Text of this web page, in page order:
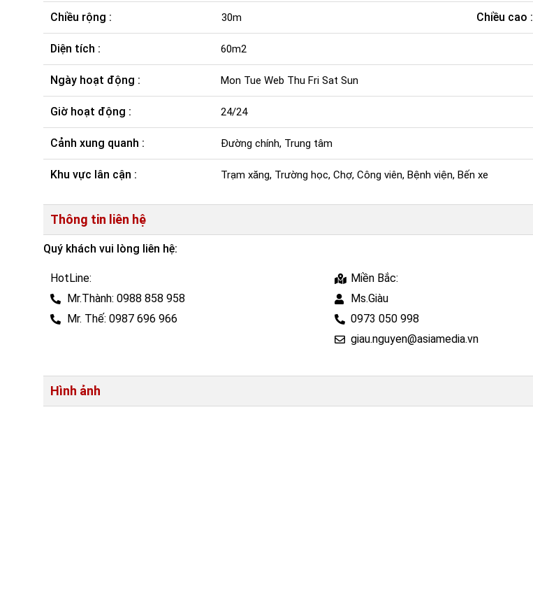
Chiều rộng : 30m Chiều cao :
Diện tích : 60m2
Ngày hoạt động : Mon Tue Web Thu Fri Sat Sun
Giờ hoạt động : 24/24
Cảnh xung quanh : Đường chính, Trung tâm
Khu vực lân cận : Trạm xăng, Trường học, Chợ, Công viên, Bệnh viện, Bến xe
Thông tin liên hệ
Quý khách vui lòng liên hệ:
HotLine:
Mr.Thành: 0988 858 958
Mr. Thế: 0987 696 966
Miền Bắc:
Ms.Giàu
0973 050 998
giau.nguyen@asiamedia.vn
Hình ảnh